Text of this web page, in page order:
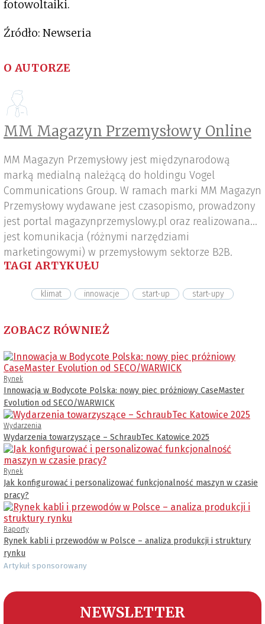
fotowoltaiki.
Źródło: Newseria
O AUTORZE
MM Magazyn Przemysłowy Online
MM Magazyn Przemysłowy jest międzynarodową
marką medialną należącą do holdingu Vogel
Communications Group. W ramach marki MM Magazyn
Przemysłowy wydawane jest czasopismo, prowadzony
jest portal magazynprzemyslowy.pl oraz realizowana
jest komunikacja (różnymi narzędziami
marketingowymi) w przemysłowym sektorze B2B.
TAGI ARTYKUŁU
klimat innowacje start-up start-upy
ZOBACZ RÓWNIEŻ
Rynek
Innowacja w Bodycote Polska: nowy piec próżniowy CaseMaster
Evolution od SECO/WARWICK
Wydarzenia
Wydarzenia towarzyszące – SchraubTec Katowice 2025
Rynek
Jak konfigurować i personalizować funkcjonalność maszyn w czasie
pracy?
Raporty
Rynek kabli i przewodów w Polsce – analiza produkcji i struktury
rynku
Artykuł sponsorowany
NEWSLETTER